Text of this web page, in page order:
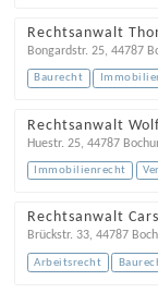
Rechtsanwalt
Bongardstr. 25, 44787
Baurecht
Rechtsanwalt
Huestr. 25, 44787
Immobilienrecht
Rechtsanwalt
Brückstr. 33, 44787
Arbeitsrecht